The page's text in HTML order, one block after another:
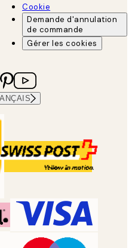
Cookie
Demande d'annulation
de commande
Gérer les cookies